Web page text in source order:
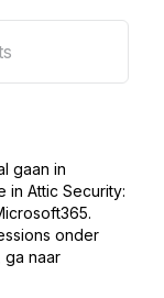
gaan in
Attic Security:
onder
naar